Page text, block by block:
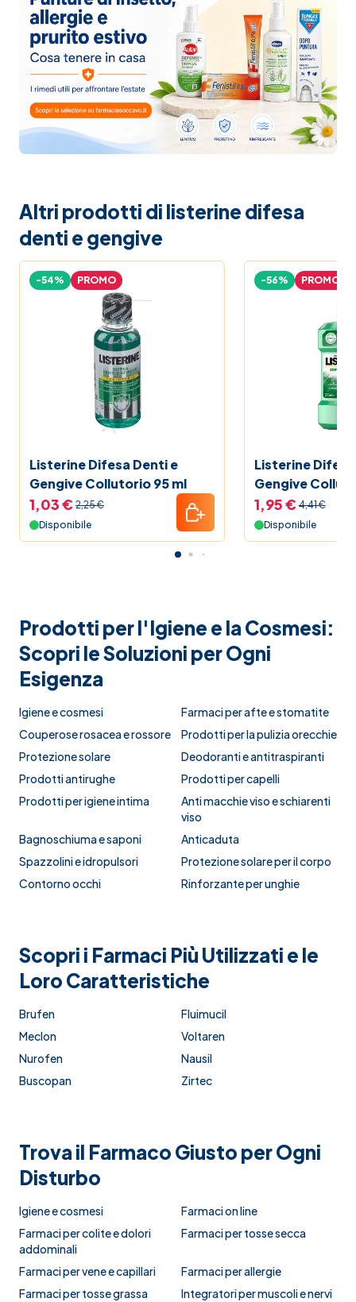
Altri prodotti di listerine difesa
denti e gengive
Listerine Difesa Denti e
Gengive Collutorio 95 ml
-54% PROMO
1,03 € 2,25 €
Disponibile
Listerine
Gengive
-56% PROMO
1,95 € 4,41 €
Disponibile
Prodotti per l'Igiene e la Cosmesi:
Scopri le Soluzioni per Ogni
Esigenza
Igiene e cosmesi
Farmaci per afte e stomatite
Couperose rosacea e rossore
Prodotti per la pulizia orecchie
Protezione solare
Deodoranti e antitraspiranti
Prodotti antirughe
Prodotti per capelli
Prodotti per igiene intima
Anti macchie viso e schiarenti
viso
Bagnoschiuma e saponi
Anticaduta
Spazzolini e idropulsori
Protezione solare per il corpo
Contorno occhi
Rinforzante per unghie
Scopri i Farmaci Più Utilizzati e le
Loro Caratteristiche
Brufen
Fluimucil
Meclon
Voltaren
Nurofen
Nausil
Buscopan
Zirtec
Trova il Farmaco Giusto per Ogni
Disturbo
Igiene e cosmesi
Farmaci on line
Farmaci per colite e dolori
addominali
Farmaci per tosse secca
Farmaci per vene e capillari
Farmaci per allergie
Farmaci per tosse grassa
Integratori per muscoli e nervi